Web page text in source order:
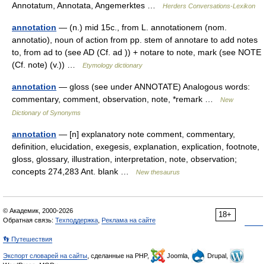
Annotatum, Annotata, Angemerktes …
Herders Conversations-Lexikon
annotation — (n.) mid 15c., from L. annotationem (nom.
annotatio), noun of action from pp. stem of annotare to add notes
to, from ad to (see AD (Cf. ad )) + notare to note, mark (see NOTE
(Cf. note) (v.)) …
Etymology dictionary
annotation — gloss (see under ANNOTATE) Analogous words:
commentary, comment, observation, note, *remark …
New
Dictionary of Synonyms
annotation — [n] explanatory note comment, commentary,
definition, elucidation, exegesis, explanation, explication, footnote,
gloss, glossary, illustration, interpretation, note, observation;
concepts 274,283 Ant. blank …
New thesaurus
18+
© Академик, 2000-2026
Обратная связь: Техподдержка Реклама на сайте
👣 Путешествия
Экспорт словарей на сайты , сделанные на PHP, Joomla,
Drupal,